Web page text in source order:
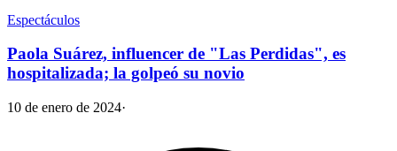
Espectáculos
Paola Suárez, influencer de "Las Perdidas", es
hospitalizada; la golpeó su novio
10 de enero de 2024·